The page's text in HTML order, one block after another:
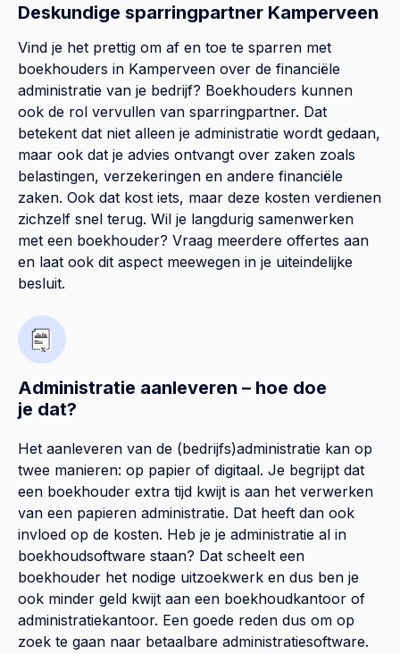
Deskundige sparringpartner Kamperveen
Vind je het prettig om af en toe te sparren met
boekhouders in Kamperveen over de financiële
administratie van je bedrijf? Boekhouders kunnen
ook de rol vervullen van sparringpartner. Dat
betekent dat niet alleen je administratie wordt gedaan,
maar ook dat je advies ontvangt over zaken zoals
belastingen, verzekeringen en andere financiële
zaken. Ook dat kost iets, maar deze kosten verdienen
zichzelf snel terug. Wil je langdurig samenwerken
met een boekhouder? Vraag meerdere offertes aan
en laat ook dit aspect meewegen in je uiteindelijke
besluit.
Administratie aanleveren – hoe doe
je dat?
Het aanleveren van de (bedrijfs)administratie kan op
twee manieren: op papier of digitaal. Je begrijpt dat
een boekhouder extra tijd kwijt is aan het verwerken
van een papieren administratie. Dat heeft dan ook
invloed op de kosten. Heb je je administratie al in
boekhoudsoftware staan? Dat scheelt een
boekhouder het nodige uitzoekwerk en dus ben je
ook minder geld kwijt aan een boekhoudkantoor of
administratiekantoor. Een goede reden dus om op
zoek te gaan naar betaalbare administratiesoftware.